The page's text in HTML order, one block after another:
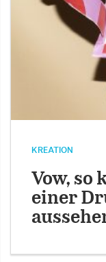
KREATION
Vow, so
einer